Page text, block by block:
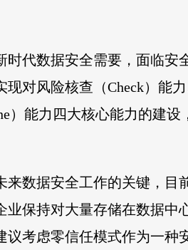
代数据安全需要，面临安
对风险核查（Check）能
）能力四大核心能力的建
数据安全工作的关键，目
保持对大量存储在数据中
考虑零信任模式作为一种